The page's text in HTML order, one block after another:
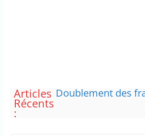
Articles
Récents
:
Doublement des